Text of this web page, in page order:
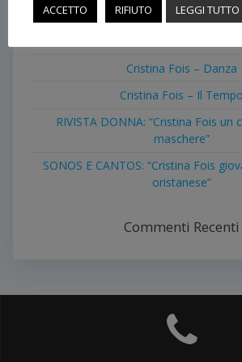
OristanoNoi – È uscito “Questo è il
Cristina Fois – Danza
Cristina Fois – Il Tempo
RIVISTA DONNA: “Cristina Fois un
maschere”
SONOS E CANTOS: “Cristina Fois
oristanese”
Commenti Recenti
ACCETTO RIFIUTO LEGGI TUTTO